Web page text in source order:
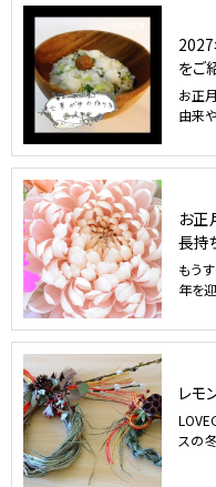
をご
お正
由来
お正
長持
もう
年を
レモ
スの